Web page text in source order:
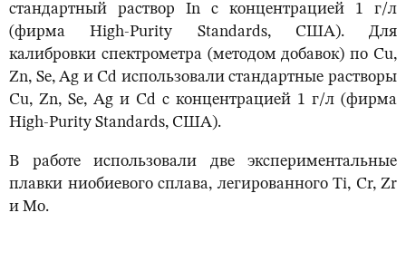
стандартный раствор In с концентрацией 1 г/л
(фирма High-Purity Standards, США). Для
калибровки спектрометра (методом добавок) по Cu,
Zn, Se, Ag и Cd использовали стандартные растворы
Cu, Zn, Se, Ag и Cd с концентрацией 1 г/л (фирма
High-Purity Standards, США).
В работе использовали две экспериментальные
плавки ниобиевого сплава, легированного Ti, Cr, Zr
и Mo.